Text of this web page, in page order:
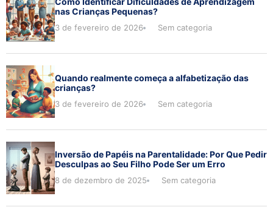
nas Crianças Pequenas?
3 de fevereiro de 2026 Sem categoria
Quando realmente começa a alfabetização das
crianças?
3 de fevereiro de 2026 Sem categoria
Inversão de Papéis na Parentalidade: Por Que Pedir
Desculpas ao Seu Filho Pode Ser um Erro
8 de dezembro de 2025 Sem categoria